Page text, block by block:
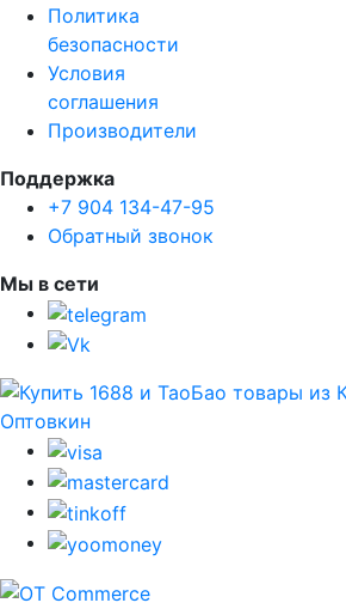
Политика
безопасности
Условия
соглашения
Производители
Поддержка
+7 904 134-47-95
Обратный звонок
Мы в сети